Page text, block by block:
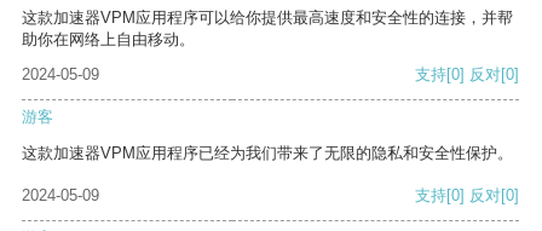
这款加速器VPM应用程序可以给你提供最高速度和安全性的连接，并帮
助你在网络上自由移动。
2024-05-09
支持[0] 反对[0]
游客
这款加速器VPM应用程序已经为我们带来了无限的隐私和安全性保护。
2024-05-09 支持[0] 反对[0]